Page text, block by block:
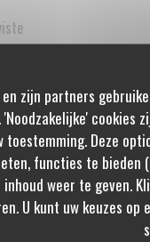
zijn partners
'Noodzakelijke'
toestemming. Deze
functies te bieden
weer te geven.
U kunt uw keuzes
per glas, Cadeaubonnen,
Terras, Wifi
Eurocard / Mastercard,
Debetkaart